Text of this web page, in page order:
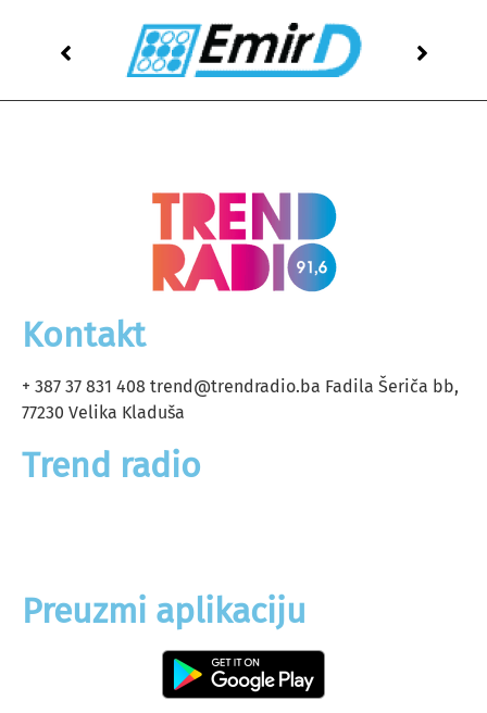
Kontakt
+ 387 37 831 408 trend@trendradio.ba Fadila Šeriča bb,
77230 Velika Kladuša
Trend radio
Preuzmi aplikaciju